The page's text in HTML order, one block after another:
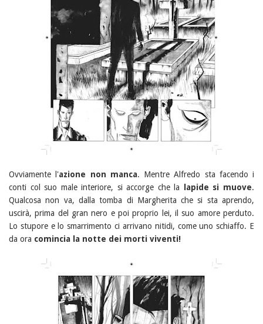
Ovviamente l'azione non manca. Mentre Alfredo sta facendo i
conti col suo male interiore, si accorge che la
lapide si muove.
Qualcosa non va, dalla tomba di Margherita che si sta aprendo,
uscirà, prima del gran nero e poi proprio lei, il suo amore perduto.
Lo stupore e lo smarrimento ci arrivano nitidi, come uno schiaffo. E
da ora comincia la notte dei morti viventi!